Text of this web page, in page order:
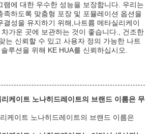
램에 대한 우수한 성능을 보장합니다. 우리는
족하도록 맞춤형 포장 및 포뮬레이션 옵션을
결성을 유지하기 위해,나트륨 메타실리케이
가운 곳에 보관하는 것이 좋습니다., 건조한
는 신뢰할 수 있고 사용자 정의 가능한 나트
루션을 위해 KE HUA를 신뢰하십시오.
케이트 노나히드레이트의 브랜드 이름은 무
케이트 노나히드레이트의 브랜드 이름은